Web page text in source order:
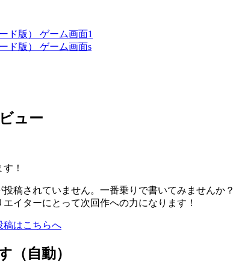
ュー
！
稿されていません。一番乗りで書いてみませんか？
イターにとって次回作への力になります！
稿はこちらへ
（自動）